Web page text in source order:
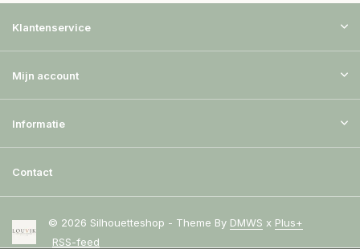
Klantenservice
Mijn account
Informatie
Contact
© 2026 Silhouetteshop - Theme By DMWS x Plus+
RSS-feed